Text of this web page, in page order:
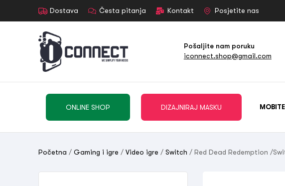
Dostava Česta pitanja Kontakt Posjetite nas
Pošaljite nam poruku
iconnect.shop@gmail.com
ONLINE SHOP DIZAJNIRAJ MASKU
Početna / Gaming i igre / Video igre / Switch / Red Dead Redemption /